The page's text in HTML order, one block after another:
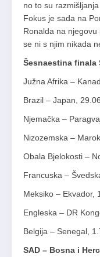
no to su
Fokus je sada na
Ronalda na
se ni s njim nikada
Šesnaestina finala
Južna Afrika –
Brazil – Japan,
Njemačka –
Nizozemska –
Obala Bjelokosti –
Francuska –
Meksiko – Ekvador,
Engleska – DR
Belgija – Senegal,
SAD – Bosna i